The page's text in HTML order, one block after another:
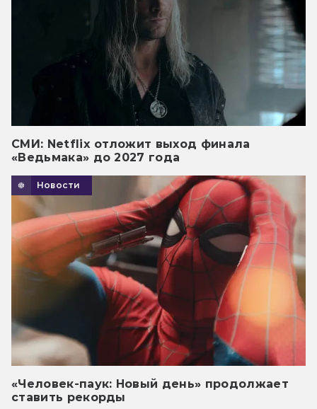
СМИ: Netflix отложит выход финала
«Ведьмака» до 2027 года
Новости
«Человек-паук: Новый день» продолжает
ставить рекорды